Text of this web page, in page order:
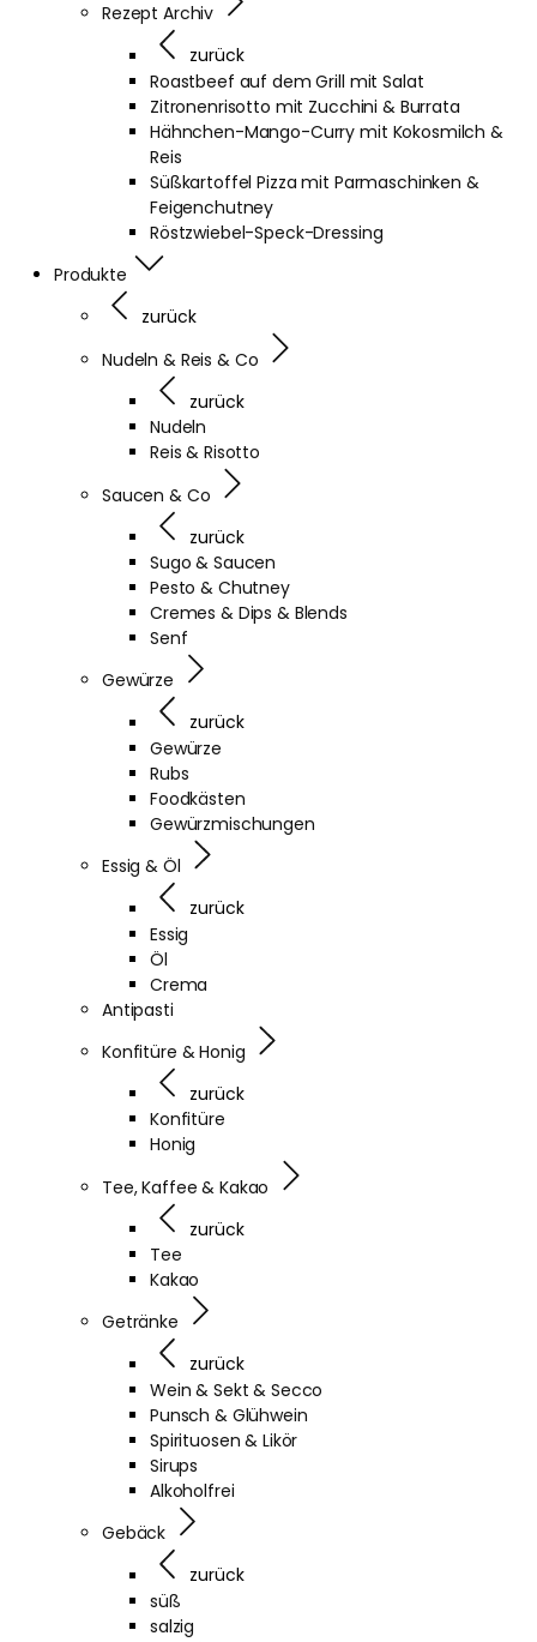
Rezept Archiv
zurück
Roastbeef auf dem Grill mit Salat
Zitronenrisotto mit Zucchini & Burrata
Hähnchen-Mango-Curry mit Kokosmilch &
Reis
Süßkartoffel Pizza mit Parmaschinken &
Feigenchutney
Röstzwiebel-Speck-Dressing
Produkte
zurück
Nudeln & Reis & Co
zurück
Nudeln
Reis & Risotto
Saucen & Co
zurück
Sugo & Saucen
Pesto & Chutney
Cremes & Dips & Blends
Senf
Gewürze
zurück
Gewürze
Rubs
Foodkästen
Gewürzmischungen
Essig & Öl
zurück
Essig
Öl
Crema
Antipasti
Konfitüre & Honig
zurück
Konfitüre
Honig
Tee, Kaffee & Kakao
zurück
Tee
Kakao
Getränke
zurück
Wein & Sekt & Secco
Punsch & Glühwein
Spirituosen & Likör
Sirups
Alkoholfrei
Gebäck
zurück
süß
salzig